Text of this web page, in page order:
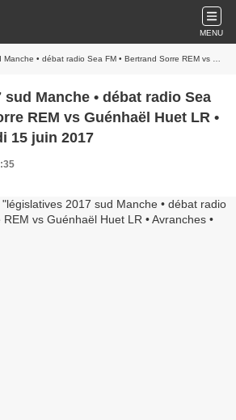
MENU
radio Sea FM • Bertrand Sorre REM vs Guénhaël Huet LR • Avranches • jeudi 15 juin 2017
sud Manche • débat radio Sea
REM vs Guénhaël Huet LR •
15 juin 2017